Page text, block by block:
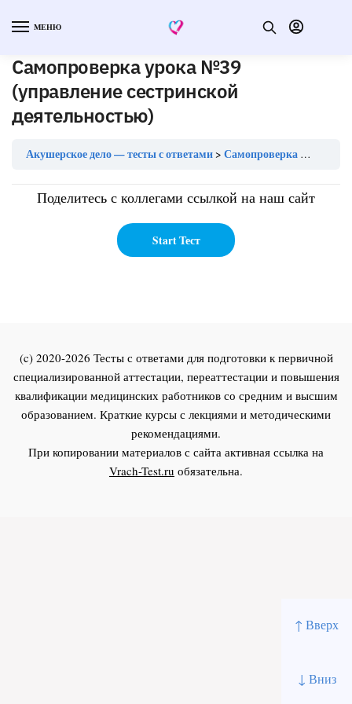
↑ Вверх
↓ Вниз
МЕНЮ
Самопроверка урока №39
(управление сестринской
деятельностью)
Акушерское дело — тесты с ответами Самопроверка урока №39 (управление сестринской деятельностью)
Поделитесь с коллегами ссылкой на наш сайт
(c) 2020-2026 Тесты с ответами для подготовки к первичной
специализированной аттестации, переаттестации и повышения
квалификации медицинских работников со средним и высшим
образованием. Краткие курсы с лекциями и методическими
рекомендациями.
При копировании материалов с сайта активная ссылка на
Vrach-Test.ru обязательна.